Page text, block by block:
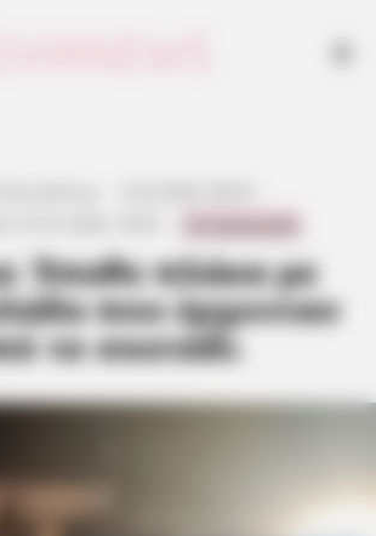
Έπαθε πλάκα με
που έρχονταν
το σκοτάδι